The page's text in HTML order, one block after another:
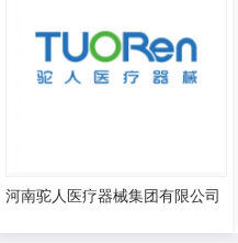
河南驼人医疗器械集团有限公司